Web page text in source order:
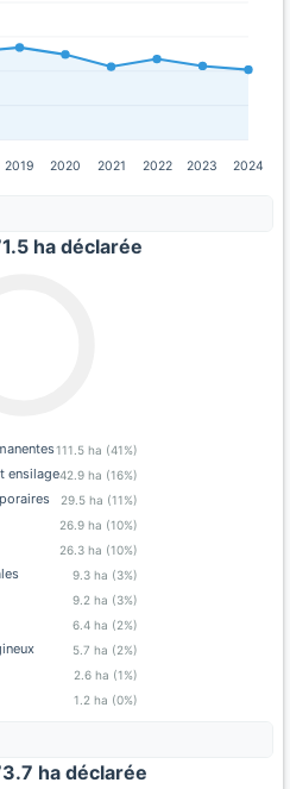
2019 2020 2021 2022 2023 2024
ha déclarée
111.5 ha (41%)
ensilage42.9 ha (16%)
29.5 ha (11%)
26.9 ha (10%)
26.3 ha (10%)
9.3 ha (3%)
9.2 ha (3%)
6.4 ha (2%)
5.7 ha (2%)
2.6 ha (1%)
1.2 ha (0%)
ha déclarée